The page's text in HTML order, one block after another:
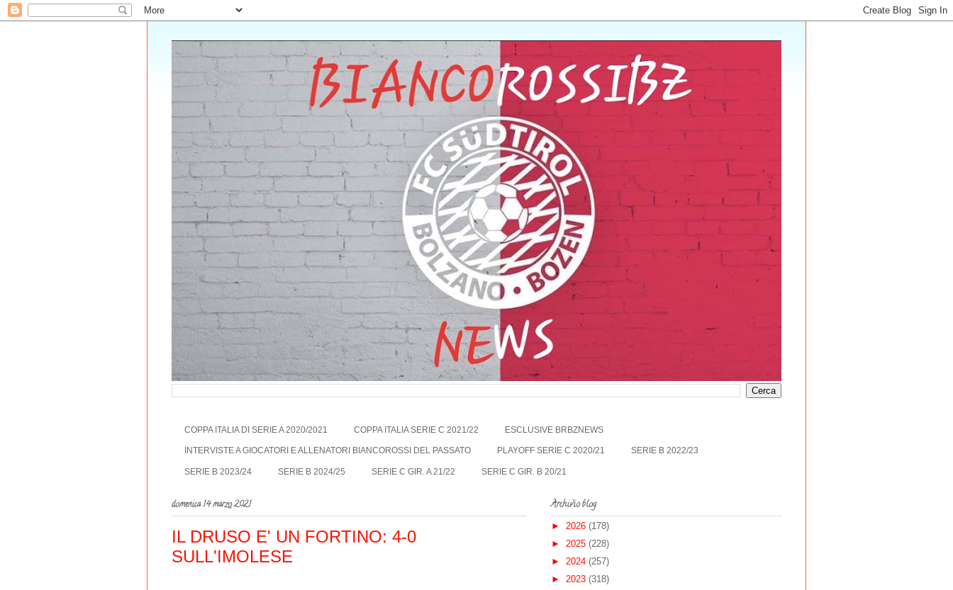
COPPA ITALIA DI SERIE A 2020/2021 COPPA ITALIA SERIE C 2021/22 ESCLUSIVE BRBZNEWS
INTERVISTE A GIOCATORI E ALLENATORI BIANCOROSSI DEL PASSATO PLAYOFF SERIE C 2020/21 SERIE B 2022/23
SERIE B 2023/24 SERIE B 2024/25 SERIE C GIR. A 21/22 SERIE C GIR. B 20/21
domenica 14 marzo 2021
IL DRUSO E' UN FORTINO: 4-0
SULL'IMOLESE
Archivio blog
► 2026 (178)
► 2025 (228)
► 2024 (257)
► 2023 (318)